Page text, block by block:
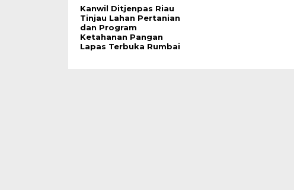
Kanwil Ditjenpas Riau
Tinjau Lahan Pertanian
dan Program
Ketahanan Pangan
Lapas Terbuka Rumbai